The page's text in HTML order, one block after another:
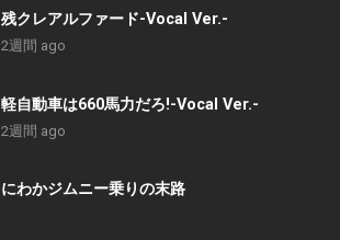
残クレアルファード-Vocal Ver.-
2週間 ago
軽自動車は660馬力だろ!-Vocal Ver.-
2週間 ago
にわかジムニー乗りの末路